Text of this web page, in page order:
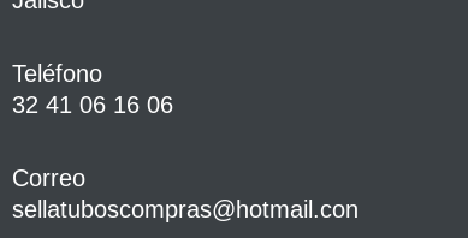
Teléfono
32 41 06 16 06
Correo
sellatuboscompras@hotmail.con